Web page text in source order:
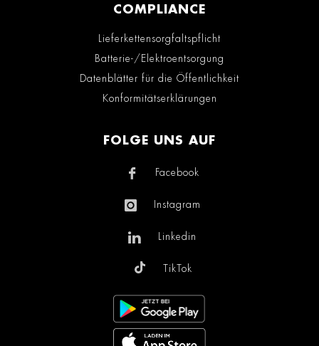
COMPLIANCE
Lieferkettensorgfaltspflicht
Batterie-/Elektroentsorgung
Datenblätter für die Öffentlichkeit
Konformitätserklärungen
FOLGE UNS AUF
Facebook
Instagram
Linkedin
TikTok